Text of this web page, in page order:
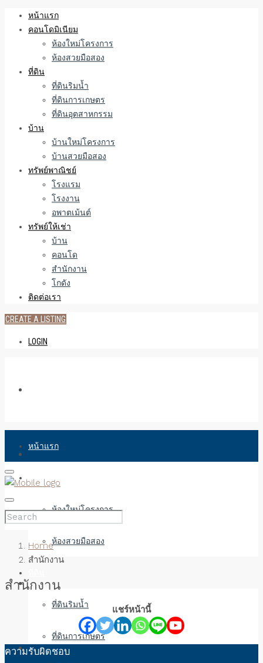
หน้าแรก
คอนโดมิเนียม
ห้องใหม่โครงการ
ห้องสวยมือสอง
ที่ดิน
ที่ดินริมน้ำ
ที่ดินการเกษตร
ที่ดินอุตสาหกรรม
บ้าน
บ้านใหม่โครงการ
บ้านสวยมือสอง
ทรัพย์พาณิชย์
โรงแรม
โรงงาน
อพาตเม้นต์
ทรัพย์ให้เช่า
บ้าน
คอนโด
สำนักงาน
โกดัง
ติดต่อเรา
CREATE A LISTING
LOGIN
หน้าแรก
คอนโดมิเนียม
ห้องใหม่โครงการ
ห้องสวยมือสอง
ที่ดินริมน้ำ
ที่ดินการเกษตร
Home
สำนักงาน
สำนักงาน
แชร์หน้านี้
ความรับผิดชอบ